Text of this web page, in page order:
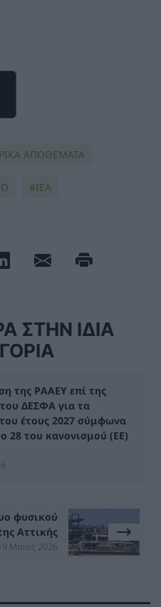
ΑΠΟΘΕΜΑΤΑ
IEA
ΣΤΗΝ ΙΔΙΑ
της ΡΑΑΕΥ επί της
ΔΕΣΦΑ για τα
έτους 2027 σύμφωνα
28 του κανονισμού (ΕΕ)
φυσικού
Αττικής
19 Μαϊος 2026